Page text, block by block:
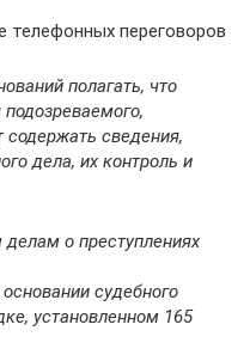
телефонных переговоров
полагать, что
содержать сведения,
дела, их контроль и
о преступлениях
судебного
установленном 165